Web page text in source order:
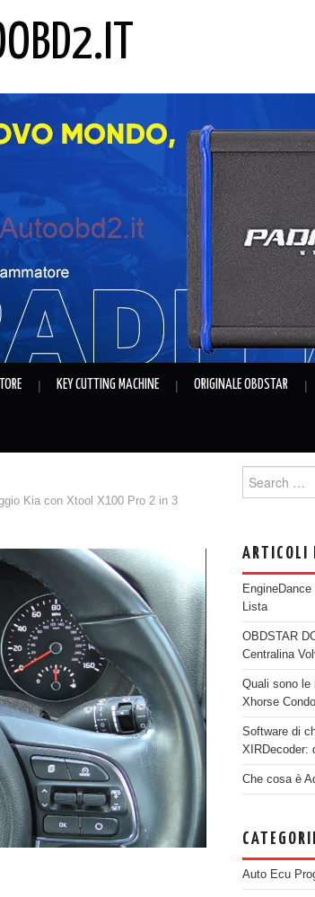
KEY CUTTING MACHINE ORIGINALE OBDSTAR
Kia con Xtool X100 Pro 2 in 3
Search for:
ARTICOLI
Lista
OBDSTAR
Centralina
Quali sono le
Xhorse
Software di
XIRDecoder:
Che cosa è
Auto Ecu